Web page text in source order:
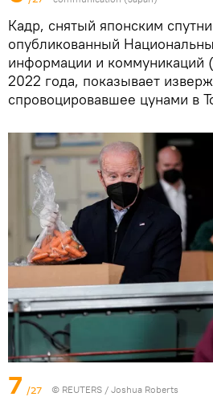
Кадр, снятый японским
опубликованный
информации и коммуникаций
2022 года, показывает
спровоцировавшее цунами в
7 /27 © REUTERS / Joshua Roberts